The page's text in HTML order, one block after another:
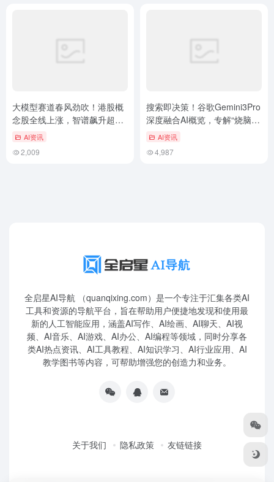
大模型赛道春风劲吹！港股概
念股全线上涨，智谱飙升超
17%AI资讯
2,009
搜索即决策！谷歌Gemini3Pro
深度融合AI概览，专解“烧脑”
复杂查询
AI资讯
4,987
全启星AI导航 （quanqixing.com）是一个专注于汇集各类AI
工具和资源的导航平台，旨在帮助用户便捷地发现和使用最
新的人工智能应用，涵盖AI写作、AI绘画、AI聊天、AI视
频、AI音乐、AI游戏、AI办公、AI编程等领域，同时分享各
类AI热点资讯、AI工具教程、AI知识学习、AI行业应用、AI
教学图书等内容，可帮助增强您的创造力和业务。
关于我们 隐私政策 友链链接